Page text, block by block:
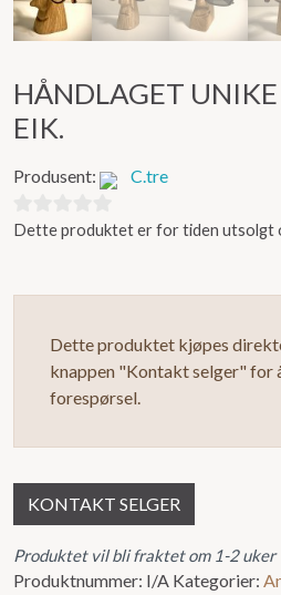
HÅNDLAGET UNIKE
EIK.
Produsent: C.tre
0
Dette produktet er for tiden utsolgt
Dette produktet kjøpes
knappen "Kontakt selger" for
forespørsel.
KONTAKT SELGER
Produktet vil bli fraktet om 1-2 uker
Produktnummer: I/A Kategorier: